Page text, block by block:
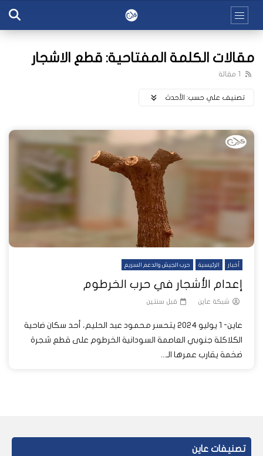
مقالات الكلمة المفتاحية: قطع الاشجار
1 مقالة
تصنيف علي حسب: اﻷحدث
أخبار الرئيسية حرب الجيش والدعم السريع
إعدام الأشجار في حرب الخرطوم
شبكة عاين قبل سنتين
عاين- 1 يوليو 2024 يتحسر محمود عبد الحليم، أحد سكان ضاحية
الكلاكلة جنوبي العاصمة السودانية الخرطوم على قطع شجرة
ضخمة يقارب عمرها الـ...
تصنيفات عاين